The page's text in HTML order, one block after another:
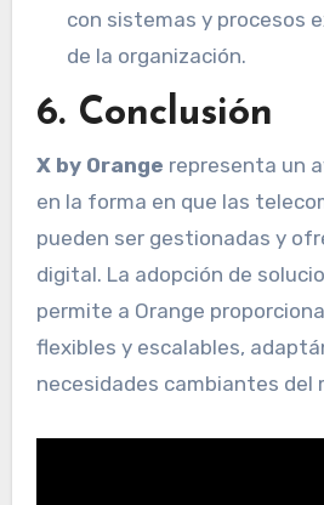
con sistemas y procesos
de la organización.
6. Conclusión
X by Orange representa un
en la forma en que las
pueden ser gestionadas y
digital. La adopción de
permite a Orange
flexibles y escalables,
necesidades cambiantes del